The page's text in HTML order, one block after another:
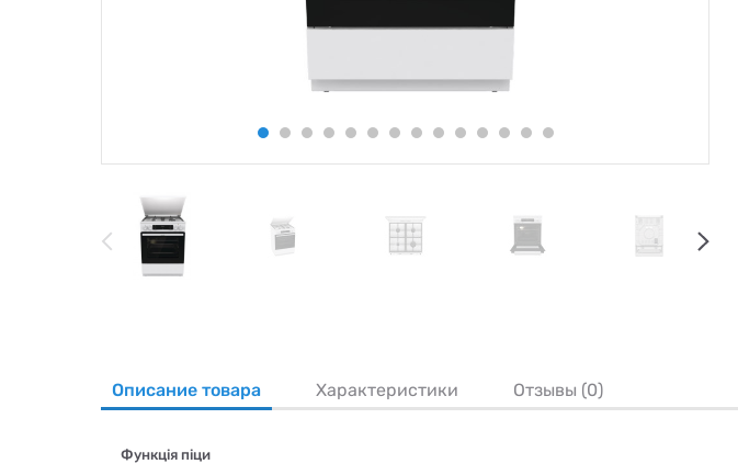
Описание товара Характеристики Отзывы (0)
Функція піци